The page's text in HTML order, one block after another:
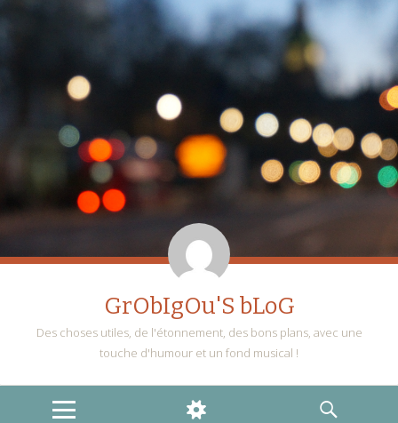
GrObIgOu'S bLoG
Des choses utiles, de l'étonnement, des bons plans, avec une
touche d'humour et un fond musical !
MENU
WIDGETS
RECHERCHE